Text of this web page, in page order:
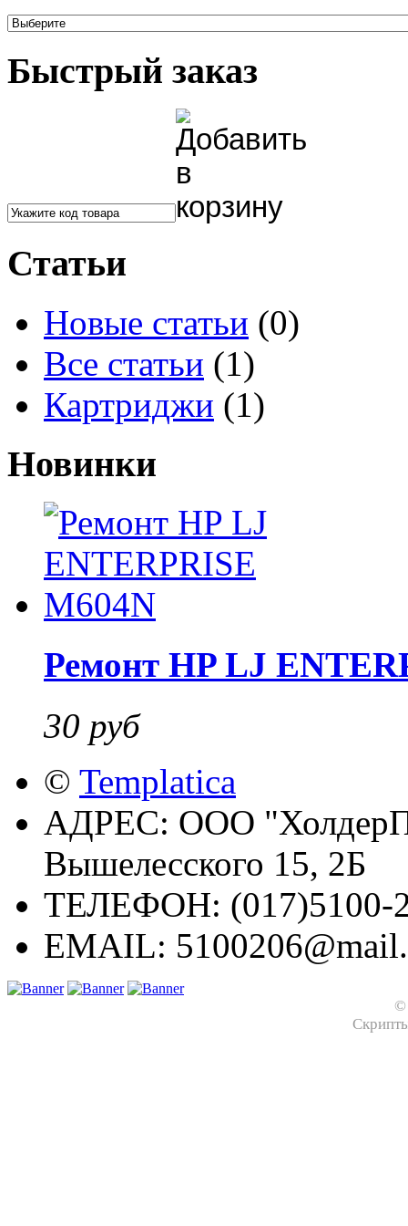
Быстрый заказ
Статьи
Новые статьи (0)
Все статьи (1)
Картриджи (1)
Новинки
Ремонт HP LJ
30 руб
© Templatica
АДРЕС: ООО
Вышелесского 15, 2Б
ТЕЛЕФОН: (017)5100-
EMAIL:
©